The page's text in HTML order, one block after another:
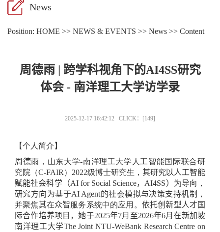
News
Position: HOME >> NEWS & EVENTS >> News >> Content
周德雨 | 跨学科视角下的AI4SS研究
体会 - 南洋理工大学访学录
2025-12-17 16:42:12 CLICK：[149]
【个人简介】
周德雨 ，山东大学-南洋理工大学人工智能国际联合研
究院（C-FAIR ） 2022级博士研究生， 其研究以 人工智能
赋能社会科学（AI for Social Science， AI4SS） 为导向，
研究方向为基于AI Agent的社会模拟与决策支持机制
，
并聚焦其在众智服务系统中的应用。 依托创新型人才国
际合作培养项目，她于2025年7月至2026年6月在新加坡
南洋理工大学The Joint NTU-WeBank Research Centre on